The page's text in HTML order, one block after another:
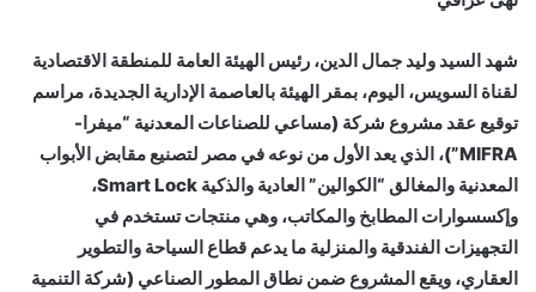
شهد السيد وليد جمال الدين، رئيس الهيئة العامة للمنطقة الاقتصادية
لقناة السويس، اليوم، بمقر الهيئة بالعاصمة الإدارية الجديدة، مراسم
توقيع عقد مشروع شركة (مساعي للصناعات المعدنية “ميفرا-
MIFRA”)، الذي يعد الأول من نوعه في مصر لتصنيع مقابض الأبواب
المعدنية والمغالق “الكوالين” العادية والذكية Smart Lock،
وإكسسوارات المطابخ والمكاتب، وهي منتجات تستخدم في
التجهيزات الفندقية والمنزلية ما يدعم قطاع السياحة والتطوير
العقاري، ويقع المشروع ضمن نطاق المطور الصناعي (شركة التنمية